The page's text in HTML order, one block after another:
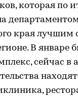
которая по
края лучшим
В январе
сейчас в